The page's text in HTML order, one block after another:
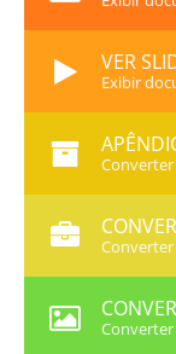
VER
Exibir